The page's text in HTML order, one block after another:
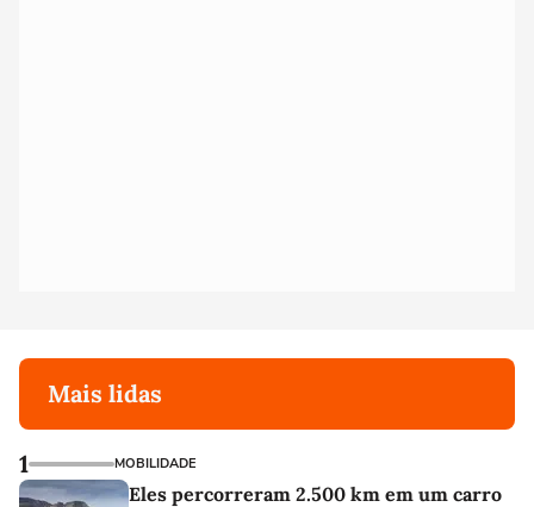
Mais lidas
1 MOBILIDADE
Eles percorreram 2.500 km em um carro